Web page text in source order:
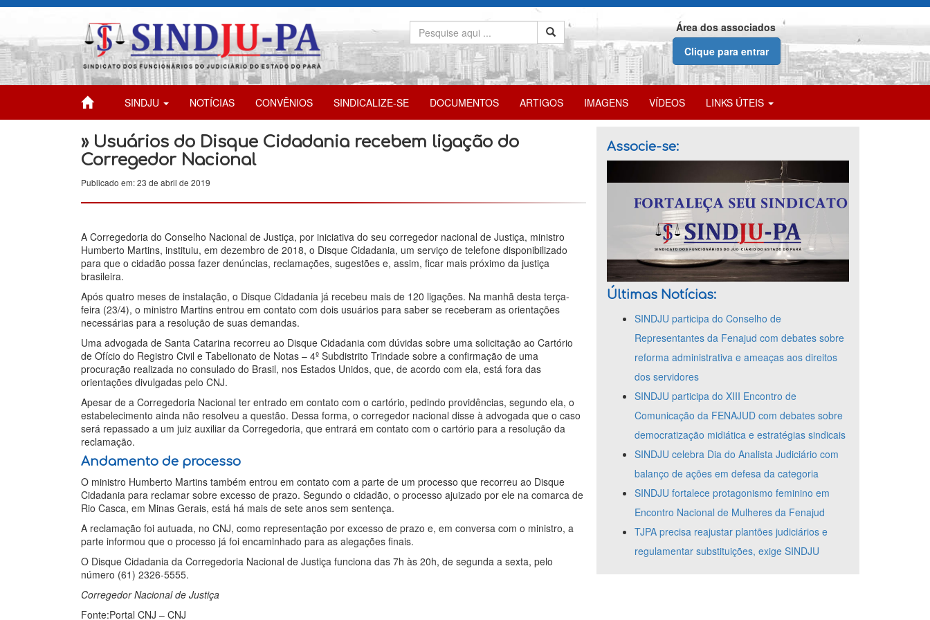
Área dos associados
Clique para entrar
SINDJU NOTÍCIAS CONVÊNIOS SINDICALIZE-SE DOCUMENTOS ARTIGOS IMAGENS VÍDEOS LINKS ÚTEIS
» Usuários do Disque Cidadania recebem ligação do
Corregedor Nacional
Publicado em: 23 de abril de 2019
A Corregedoria do Conselho Nacional de Justiça, por iniciativa do seu corregedor nacional de Justiça, ministro
Humberto Martins, instituiu, em dezembro de 2018, o Disque Cidadania, um serviço de telefone disponibilizado
para que o cidadão possa fazer denúncias, reclamações, sugestões e, assim, ficar mais próximo da justiça
brasileira.
Após quatro meses de instalação, o Disque Cidadania já recebeu mais de 120 ligações. Na manhã desta terça-
feira (23/4), o ministro Martins entrou em contato com dois usuários para saber se receberam as orientações
necessárias para a resolução de suas demandas.
Uma advogada de Santa Catarina recorreu ao Disque Cidadania com dúvidas sobre uma solicitação ao Cartório
de Ofício do Registro Civil e Tabelionato de Notas – 4º Subdistrito Trindade sobre a confirmação de uma
procuração realizada no consulado do Brasil, nos Estados Unidos, que, de acordo com ela, está fora das
orientações divulgadas pelo CNJ.
Apesar de a Corregedoria Nacional ter entrado em contato com o cartório, pedindo providências, segundo ela, o
estabelecimento ainda não resolveu a questão. Dessa forma, o corregedor nacional disse à advogada que o caso
será repassado a um juiz auxiliar da Corregedoria, que entrará em contato com o cartório para a resolução da
reclamação.
Andamento de processo
O ministro Humberto Martins também entrou em contato com a parte de um processo que recorreu ao Disque
Cidadania para reclamar sobre excesso de prazo. Segundo o cidadão, o processo ajuizado por ele na comarca de
Rio Casca, em Minas Gerais, está há mais de sete anos sem sentença.
A reclamação foi autuada, no CNJ, como representação por excesso de prazo e, em conversa com o ministro, a
parte informou que o processo já foi encaminhado para as alegações finais.
O Disque Cidadania da Corregedoria Nacional de Justiça funciona das 7h às 20h, de segunda a sexta, pelo
número (61) 2326-5555.
Corregedor Nacional de Justiça
Fonte:Portal CNJ – CNJ
Associe-se:
Últimas Notícias:
SINDJU participa do Conselho de
Representantes da Fenajud com debates sobre
reforma administrativa e ameaças aos direitos
dos servidores
SINDJU participa do XIII Encontro de
Comunicação da FENAJUD com debates sobre
democratização midiática e estratégias sindicais
SINDJU celebra Dia do Analista Judiciário com
balanço de ações em defesa da categoria
SINDJU fortalece protagonismo feminino em
Encontro Nacional de Mulheres da Fenajud
TJPA precisa reajustar plantões judiciários e
regulamentar substituições, exige SINDJU